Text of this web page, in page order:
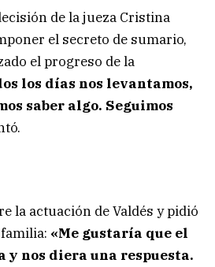
de la jueza Cristina
el secreto de sumario,
el progreso de la
los días nos levantamos,
saber algo. Seguimos
la actuación de Valdés y pidió
«Me gustaría que el
y nos diera una respuesta.